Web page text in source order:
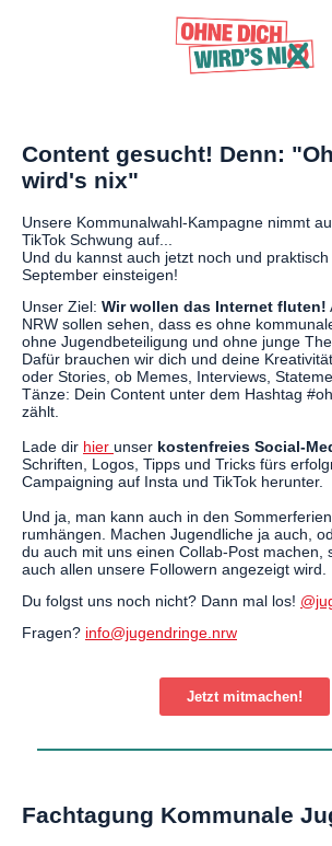
Content gesucht! Denn:
wird's nix"
Unsere Kommunalwahl-Kampagne nimmt
TikTok Schwung auf...
Und du kannst auch jetzt noch und praktisch
September einsteigen!
Unser Ziel: Wir wollen das Internet fluten!
NRW sollen sehen, dass es ohne
ohne Jugendbeteiligung und ohne junge
Dafür brauchen wir dich und deine
oder Stories, ob Memes, Interviews,
Tänze: Dein Content unter dem Hashtag
zählt.
Lade dir hier unser kostenfreies Social-
Schriften, Logos, Tipps und Tricks fürs
Campaigning auf Insta und TikTok herunter.
Und ja, man kann auch in den
rumhängen. Machen Jugendliche ja auch,
du auch mit uns einen Collab-Post machen,
auch allen unsere Followern angezeigt wird.
Du folgst uns noch nicht? Dann mal los!
Fragen? info@jugendringe.nrw
Jetzt mitmachen!
Fachtagung Kommunale